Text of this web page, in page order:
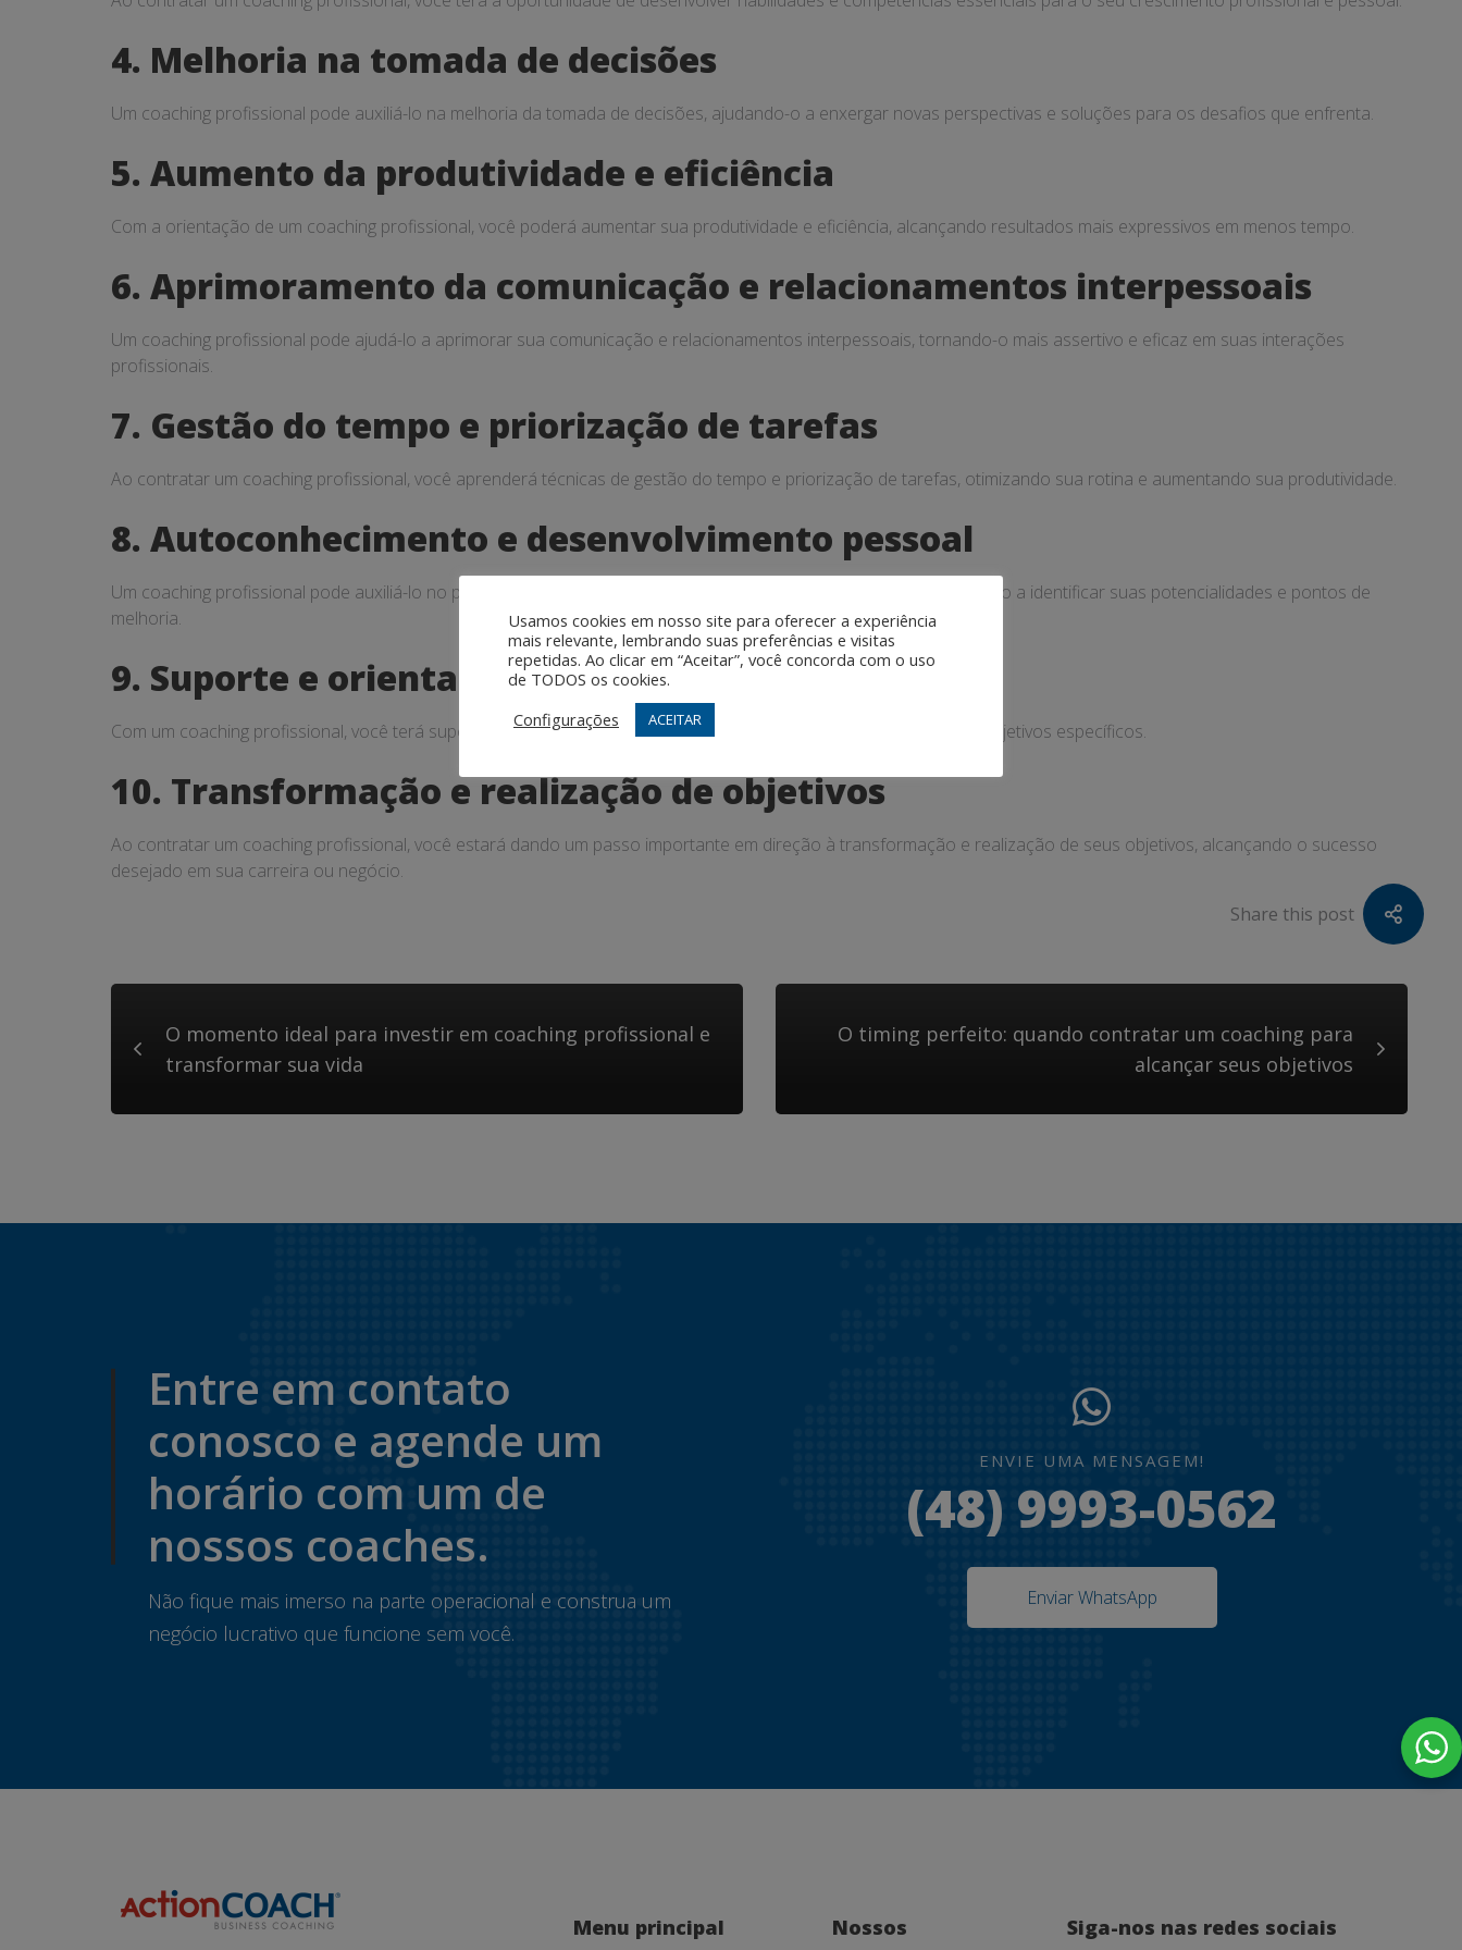
4. Melhoria na tomada de decisões
Um coaching profissional pode auxiliá-lo na melhoria da tomada de decisões, ajudando-o a enxergar novas perspectivas e soluções para os desafios que enfrenta.
5. Aumento da produtividade e eficiência
Com a orientação de um coaching profissional, você poderá aumentar sua produtividade e eficiência, alcançando resultados mais expressivos em menos tempo.
6. Aprimoramento da comunicação e relacionamentos interpessoais
Um coaching profissional pode ajudá-lo a aprimorar sua comunicação e relacionamentos interpessoais, tornando-o mais assertivo e eficaz em suas interações
profissionais.
7. Gestão do tempo e priorização de tarefas
Ao contratar um coaching profissional, você aprenderá técnicas de gestão do tempo e priorização de tarefas, otimizando sua rotina e aumentando sua produtividade.
8. Autoconhecimento e desenvolvimento pessoal
Um coaching profissional pode auxiliá-lo no processo de autoconhecimento e desenvolvimento pessoal, ajudando-o a identificar suas potencialidades e pontos de
melhoria.
9. Suporte e orientação personalizada
Com um coaching profissional, você terá suporte e orientação personalizada, adaptada às suas necessidades e objetivos específicos.
10. Transformação e realização de objetivos
Ao contratar um coaching profissional, você estará dando um passo importante em direção à transformação e realização de seus objetivos, alcançando o sucesso
desejado em sua carreira ou negócio.
Share this post
O momento ideal para investir em coaching profissional e
transformar sua vida
O timing perfeito: quando contratar um coaching para
alcançar seus objetivos
Entre em contato
conosco e agende um
horário com um de
nossos coaches.
Não fique mais imerso na parte operacional e construa um
negócio lucrativo que funcione sem você.
ENVIE UMA MENSAGEM!
(48) 9993-0562
Enviar WhatsApp
Menu principal
Nossos
Siga-nos nas redes sociais
Usamos cookies em nosso site para oferecer a experiência
mais relevante, lembrando suas preferências e visitas
repetidas. Ao clicar em “Aceitar”, você concorda com o uso
de TODOS os cookies.
Configurações
ACEITAR